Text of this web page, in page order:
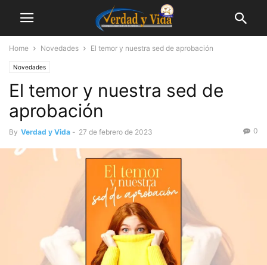
Home Novedades El temor y nuestra sed de aprobación
Novedades
El temor y nuestra sed de
aprobación
By Verdad y Vida - 27 de febrero de 2023 0